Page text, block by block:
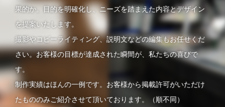
果的か。目的を明確化し、ニーズを踏まえた内容とデザイン
を提案いたします。
撮影やコピーライティング、説明文などの編集もお任せくだ
さい。お客様の目標が達成された瞬間が、私たちの喜びで
す。
制作実績はほんの一例です。お客様から掲載許可がいただけ
たもののみご紹介させて頂いております。（順不同）